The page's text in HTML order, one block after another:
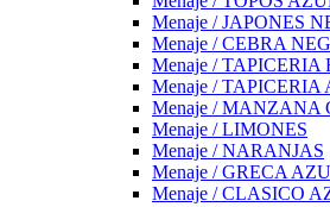
Menaje / JAPONES
Menaje / CEBRA
Menaje / TAPICERIA
Menaje / TAPICERIA
Menaje / MANZANA
Menaje / LIMONES
Menaje / NARANJAS
Menaje / GRECA
Menaje / CLASICO